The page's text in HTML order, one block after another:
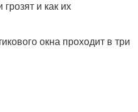
и как их
окна проходит в три